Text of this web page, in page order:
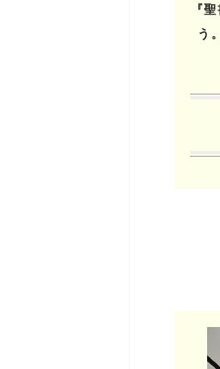
『
う